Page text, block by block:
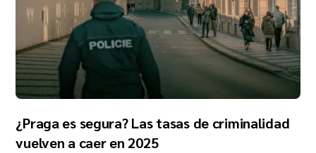
¿Praga es segura? Las tasas de criminalidad
vuelven a caer en 2025